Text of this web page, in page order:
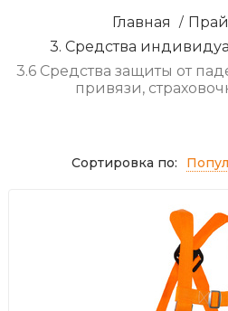
Главная /
3. Средства
3.6 Средства защиты от
привязи,
Сортировка по: